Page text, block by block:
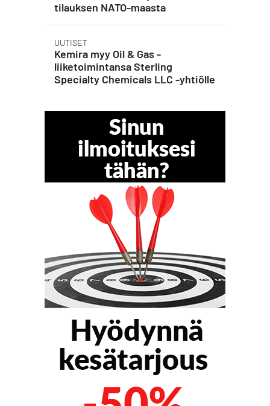
tilauksen NATO-maasta
UUTISET
Kemira myy Oil & Gas -
liiketoimintansa Sterling
Specialty Chemicals LLC -yhtiölle